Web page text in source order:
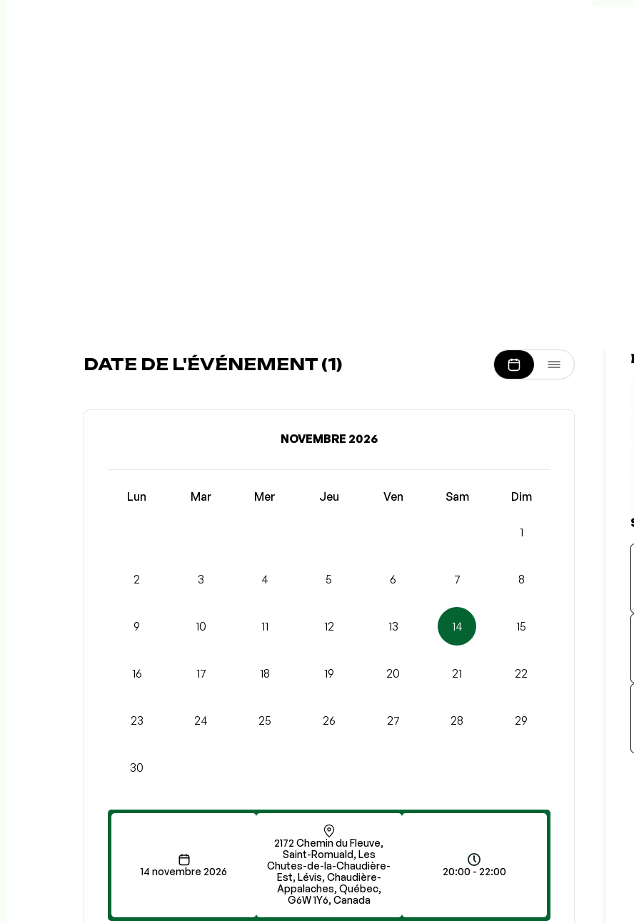
DATE DE L'ÉVÉNEMENT (1)
NOVEMBRE 2026
Lun Mar Mer Jeu Ven Sam Dim
1
2 3 4 5 6 7 8
9 10 11 12 13 14 15
16 17 18 19 20 21 22
23 24 25 26 27 28 29
30
14 novembre 2026
2172 Chemin du Fleuve,
Saint-Romuald, Les
Chutes-de-la-Chaudière-
Est, Lévis, Chaudière-
Appalaches, Québec,
G6W 1Y6, Canada
20:00 - 22:00